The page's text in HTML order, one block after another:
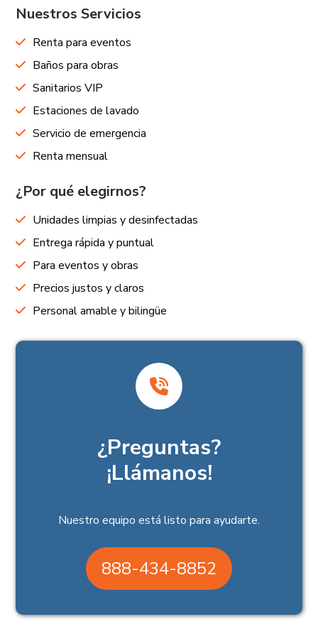
Nuestros Servicios
Renta para eventos
Baños para obras
Sanitarios VIP
Estaciones de lavado
Servicio de emergencia
Renta mensual
¿Por qué elegirnos?
Unidades limpias y desinfectadas
Entrega rápida y puntual
Para eventos y obras
Precios justos y claros
Personal amable y bilingüe
¿Preguntas?
¡Llámanos!
Nuestro equipo está listo para ayudarte.
888-434-8852